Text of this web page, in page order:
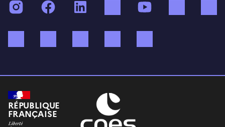
InstagramFacebook TikTok
RÉPUBLIQUE
FRANÇAISE